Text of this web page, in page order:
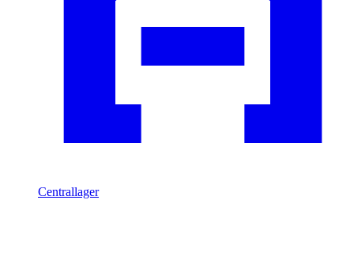
Centrallager